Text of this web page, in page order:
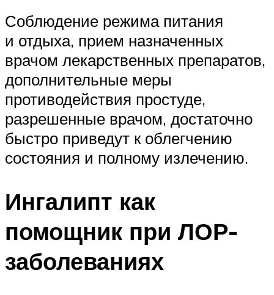
Соблюдение режима питания
и отдыха, прием назначенных
врачом лекарственных препаратов,
дополнительные меры
противодействия простуде,
разрешенные врачом, достаточно
быстро приведут к облегчению
состояния и полному излечению.
Ингалипт как
помощник при ЛОР-
заболеваниях